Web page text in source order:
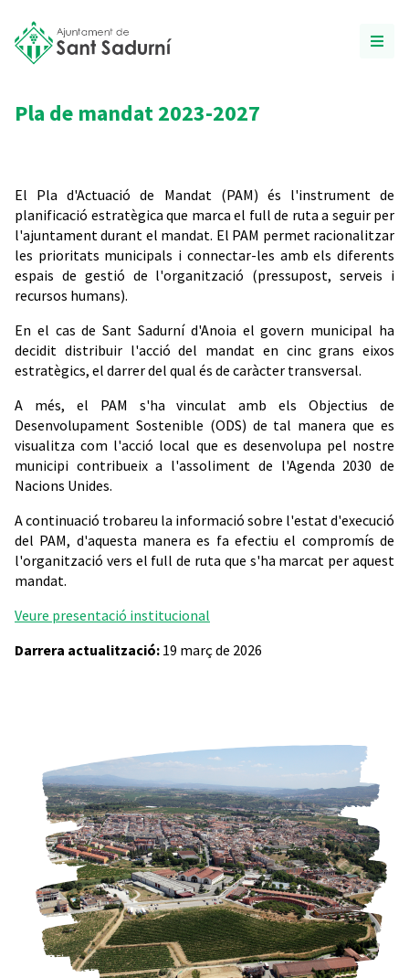
Pla de mandat 2023-2027
El Pla d'Actuació de Mandat (PAM) és l'instrument de
planificació estratègica que marca el full de ruta a seguir per
l'ajuntament durant el mandat. El PAM permet racionalitzar
les prioritats municipals i connectar-les amb els diferents
espais de gestió de l'organització (pressupost, serveis i
recursos humans).
En el cas de Sant Sadurní d'Anoia el govern municipal ha
decidit distribuir l'acció del mandat en cinc grans eixos
estratègics, el darrer del qual és de caràcter transversal.
A més, el PAM s'ha vinculat amb els Objectius de
Desenvolupament Sostenible (ODS) de tal manera que es
visualitza com l'acció local que es desenvolupa pel nostre
municipi contribueix a l'assoliment de l'Agenda 2030 de
Nacions Unides.
A continuació trobareu la informació sobre l'estat d'execució
del PAM, d'aquesta manera es fa efectiu el compromís de
l'organització vers el full de ruta que s'ha marcat per aquest
mandat.
Veure presentació institucional
Darrera actualització: 19 març de 2026